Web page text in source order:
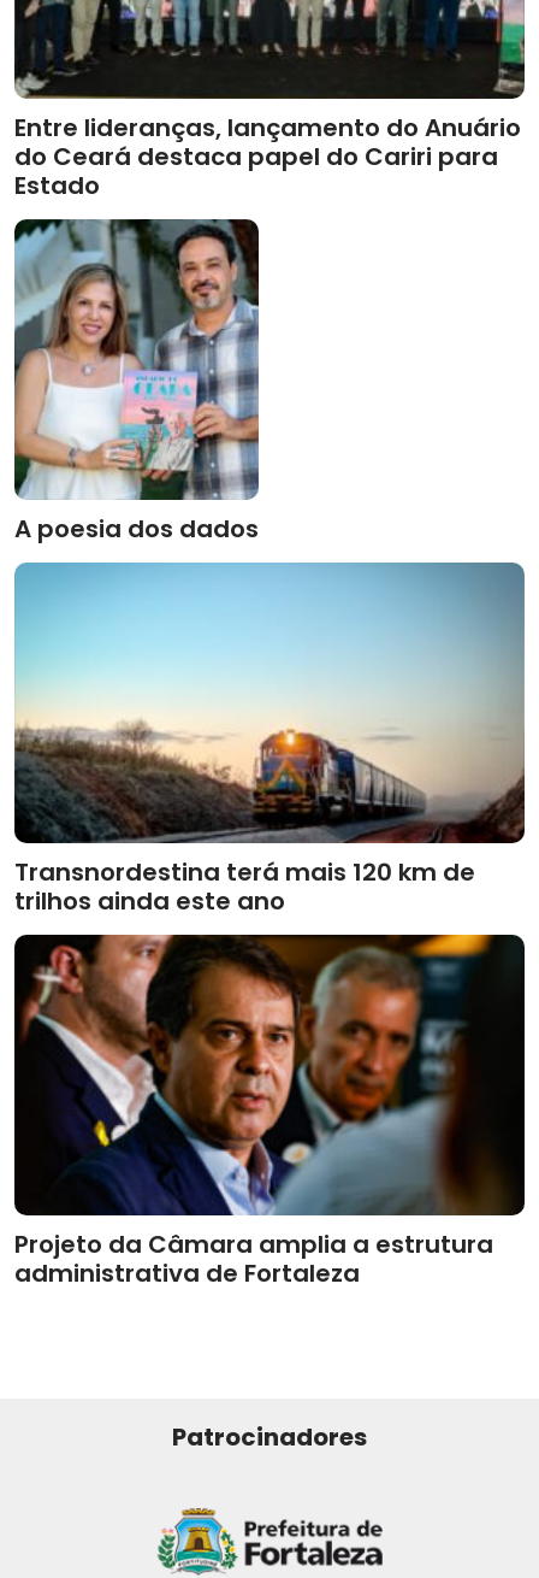
Entre lideranças, lançamento do Anuário
do Ceará destaca papel do Cariri para
Estado
A poesia dos dados
Transnordestina terá mais 120 km de
trilhos ainda este ano
Projeto da Câmara amplia a estrutura
administrativa de Fortaleza
Patrocinadores